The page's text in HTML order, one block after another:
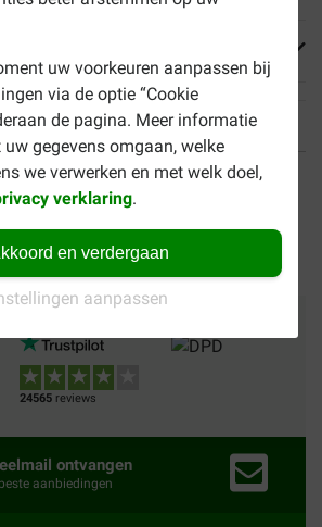
uw voorkeuren aanpassen bij
via de optie “Cookie
de pagina. Meer informatie
gegevens omgaan, welke
we verwerken en met welk doel,
verklaring.
en verdergaan
aanpassen
Veilig betalen
24565 reviews
ontvangen
aanbiedingen